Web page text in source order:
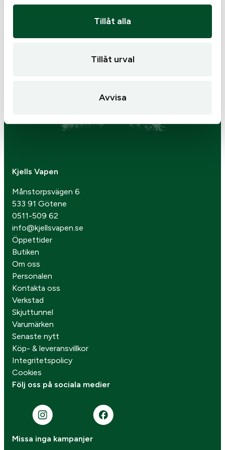
Tillåt alla
Tillåt urval
Avvisa
Kjells Vapen
Månstorpsvägen 6
533 91 Götene
0511-509 62
info@kjellsvapen.se
Öppettider
Butiken
Om oss
Personalen
Kontakta oss
Verkstad
Skjuttunnel
Varumärken
Senaste nytt
Köp- & leveransvillkor
Integritetspolicy
Cookies
Följ oss på sociala medier
Missa inga kampanjer